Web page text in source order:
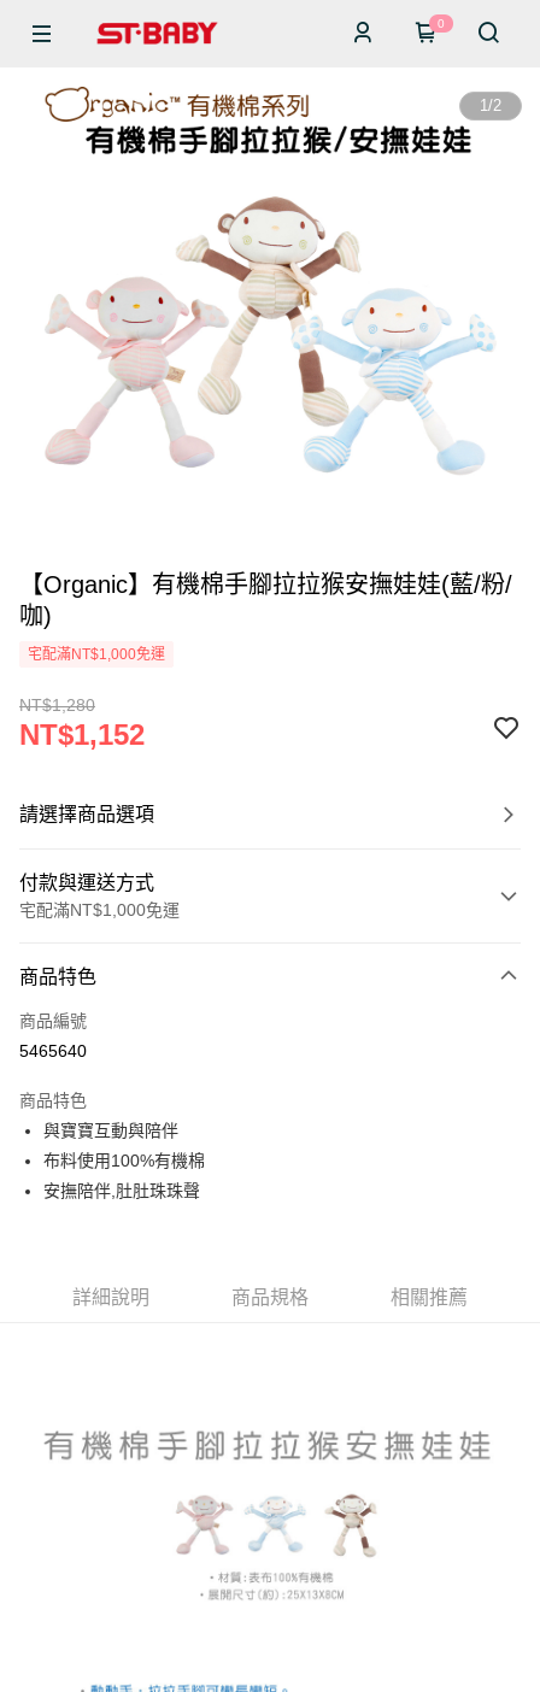
0
1/2
【Organic】有機棉手腳拉拉猴安撫娃娃(藍/粉/
咖)
宅配滿NT$1,000免運
NT$1,280
NT$1,152
請選擇商品選項
付款與運送方式
宅配滿NT$1,000免運
信用卡一次付款
Apple Pay
悠遊付
ATM付款
每筆NT$150，滿NT$1,000(含以上)免運費
商品特色
商品編號
5465640
商品特色
與寶寶互動與陪伴
布料使用100%有機棉
安撫陪伴,肚肚珠珠聲
詳細說明 商品規格 相關推薦